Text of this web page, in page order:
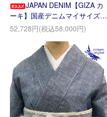
JAPAN DENIM【GIZA カ
ーキ】国産デニムマイサイズオ
ーダー
52,728円(税込58,000円)